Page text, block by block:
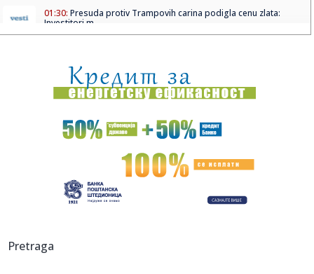
01:30: Presuda protiv Trampovih carina podigla cenu zlata:
Investitori m...
01:18:Kraj sitnim krađama? Novi softver u marketima detektuje
sumnjive...
01:17:Kraj besanim noćima: Proverena metoda za san za 120
sekundi
Penjaroja nema opravdanja za blamažu: Naš roster nije
00:50:Honda, Nissan i Mitsubishi i dalje pregovaraju o saradnji
evo ka...
Pretraga